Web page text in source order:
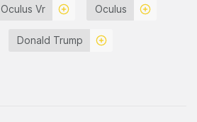
Oculus Vr Oculus
Donald Trump